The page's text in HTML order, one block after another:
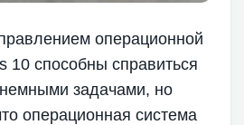
операционной
10 способны справиться
задачами, но
операционная система